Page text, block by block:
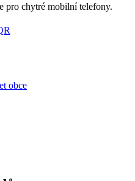
pro chytré mobilní telefony.
obce